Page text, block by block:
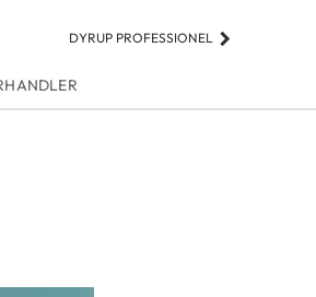
DYRUP PROFESSIONELkeyboard_arrow_right